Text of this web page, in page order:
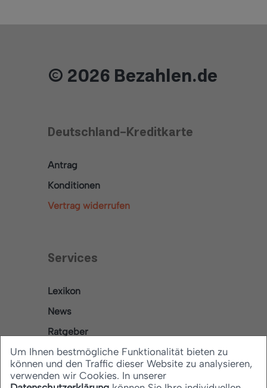
© 2026 Bezahlen.de
Deutschland-Kreditkarte
Antrag
Konditionen
Vertrag widerrufen
Services
Lexikon
News
Ratgeber
Um Ihnen bestmögliche Funktionalität bieten zu
können und den Traffic dieser Website zu analysieren,
verwenden wir Cookies. In unserer